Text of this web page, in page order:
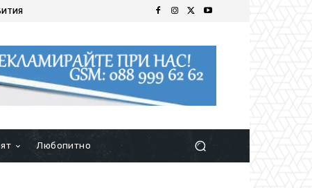
Любопитно